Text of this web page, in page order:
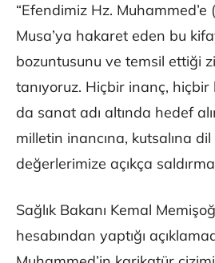
“Efendimiz Hz. Muhammed’e
Musa’ya hakaret eden bu
bozuntusunu ve temsil ettiği
tanıyoruz. Hiçbir inanç,
da sanat adı altında hedef
milletin inancına, kutsalına
değerlerimize açıkça
Sağlık Bakanı Kemal
hesabından yaptığı